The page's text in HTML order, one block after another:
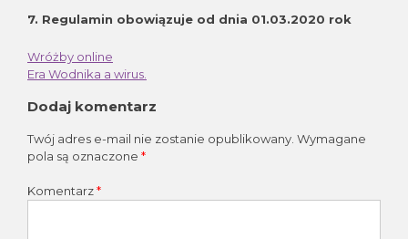
7. Regulamin obowiązuje od dnia 01.03.2020 rok
Nawigacja
wpisu
Wróżby online
Era Wodnika a wirus.
Dodaj komentarz
Twój adres e-mail nie zostanie opublikowany. Wymagane
pola są oznaczone *
Komentarz*